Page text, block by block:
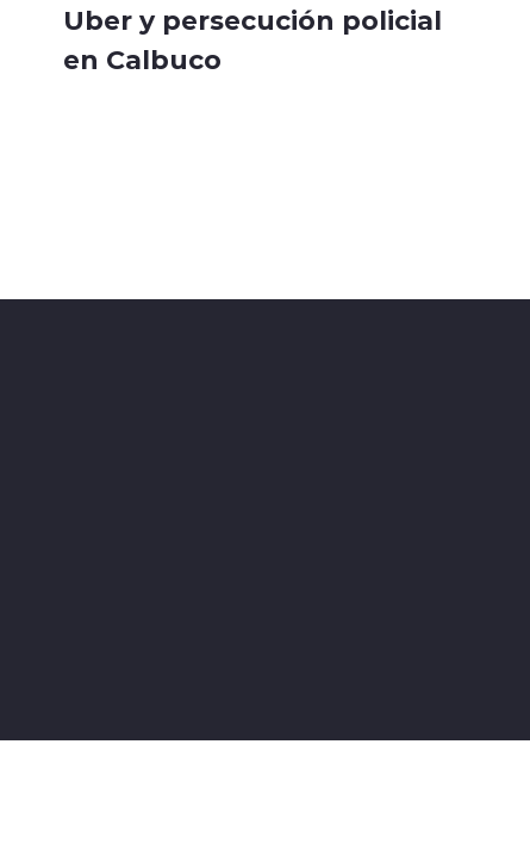
Uber y persecución policial
en Calbuco